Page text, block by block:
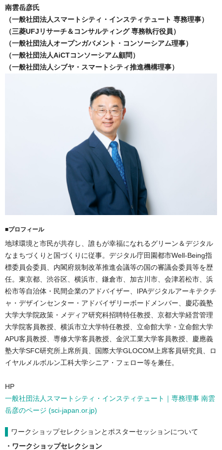
南雲岳彦氏
（一般社団法人スマートシティ・インスティテュート 専務理事）
（三菱UFJリサーチ＆コンサルティング 専務執行役員）
（一般社団法人オープンガバメント・コンソーシアム理事）
（一般社団法人AiCTコンソーシアム顧問）
（一般社団法人シブヤ・スマートシティ推進機構理事）
■プロフィール
地球環境と市民が共存し、誰もが幸福になれるグリーン＆デジタル
なまちづくりと国づくりに従事。デジタル庁田園都市Well-Being指
標委員会委員、内閣府規制改革推進会議等の国の審議会委員等を歴
任。東京都、渋谷区、横浜市、鎌倉市、加古川市、会津若松市、浜
松市等自治体・民間企業のアドバイザー、IPAデジタルアーキテクチ
ャ・デザインセンター・アドバイザリーボードメンバー、慶応義塾
大学大学院政策・メディア研究科招聘特任教授、京都大学経営管理
大学院客員教授、横浜市立大学特任教授、立命館大学・立命館大学
APU客員教授、専修大学客員教授、金沢工業大学客員教授、慶應義
塾大学SFC研究所上席所員、国際大学GLOCOM上席客員研究員、ロ
イヤルメルボルン工科大学シニア・フェロー等を兼任。
HP
一般社団法人スマートシティ・インスティテュート｜専務理事 南雲
岳彦のページ (sci-japan.or.jp)
ワークショップセレクションとポスターセッションについて
・ワークショップセレクション